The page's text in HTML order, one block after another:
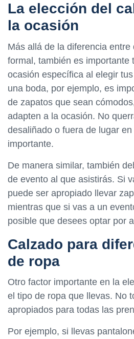
La elección del
la ocasión
Más allá de la diferencia
formal, también es importante
ocasión específica al elegir
una boda, por ejemplo, es
de zapatos que sean
adapten a la ocasión. No
desaliñado o fuera de lugar
importante.
De manera similar, también
de evento al que asistirás. Si
puede ser apropiado llevar
mientras que si vas a un
posible que desees optar por
Calzado para
de ropa
Otro factor importante en la
el tipo de ropa que llevas. No
apropiados para todas las
Por ejemplo, si llevas